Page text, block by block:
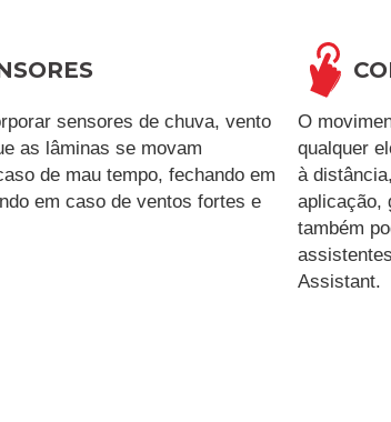
sensores de chuva, vento
as lâminas se movam
de mau tempo, fechando em
em caso de ventos fortes e
O
qualquer
à
aplicação,
também
Assistant.